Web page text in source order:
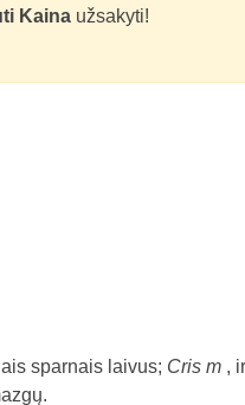
Kaina užsakyti!
sparnais laivus; Cris m , ir